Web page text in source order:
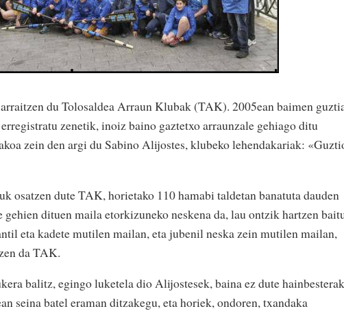
du Tolosaldea Arraun Klubak (TAK). 2005ean baimen
zenetik, inoiz baino gaztetxo arraunzale gehiago ditu
zein den argi du Sabino Alijostes, klubeko lehendakariak:
osatzen dute TAK, horietako 110 hamabi taldetan banatuta dauden
gehien dituen maila etorkizuneko neskena da, lau ontzik hartzen
eta kadete mutilen mailan, eta jubenil neska zein mutilen mailan,
da TAK.
balitz, egingo luketela dio Alijostesek, baina ez dute
seina batel eraman ditzakegu, eta horiek, ondoren, txandaka